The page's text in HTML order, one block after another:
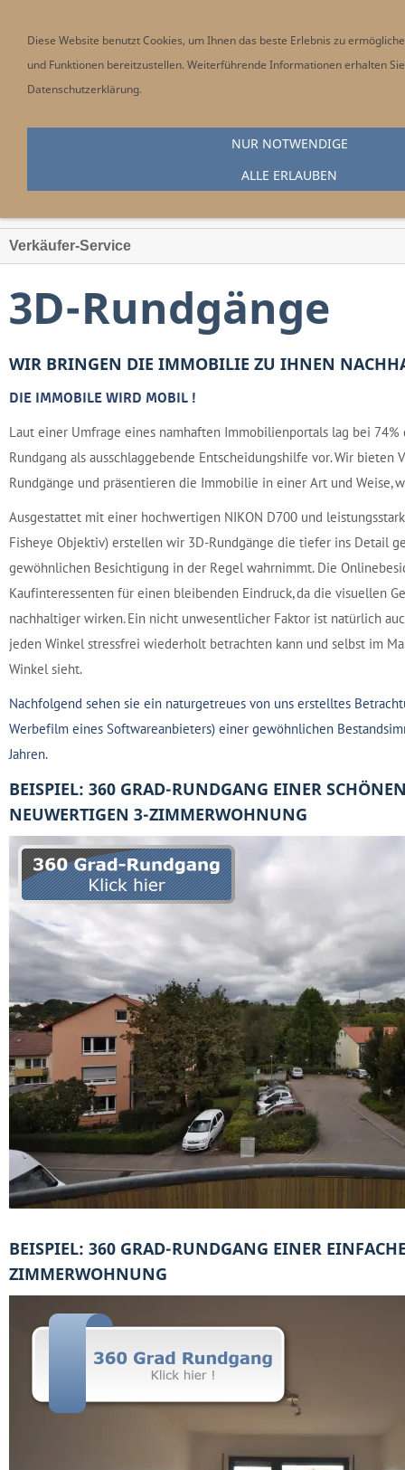
Verkäufer-Service
3D-Rundgänge
WIR BRINGEN DIE IMMOBILIE ZU IHNEN
DIE IMMOBILE WIRD MOBIL !
Laut einer Umfrage eines namhaften Immobilienportals lag bei
Rundgang als ausschlaggebende Entscheidungshilfe vor. Wir bieten
Rundgänge und präsentieren die Immobilie in einer Art und Weise,
Ausgestattet mit einer hochwertigen NIKON D700 und
Fisheye Objektiv) erstellen wir 3D-Rundgänge die tiefer ins Detail
gewöhnlichen Besichtigung in der Regel wahrnimmt. Die
Kaufinteressenten für einen bleibenden Eindruck, da die visuellen
nachhaltiger wirken. Ein nicht unwesentlicher Faktor ist natürlich
jeden Winkel stressfrei wiederholt betrachten kann und selbst im
Winkel sieht.
Nachfolgend sehen sie ein naturgetreues von uns erstelltes
Werbefilm eines Softwareanbieters) einer gewöhnlichen
Jahren.
BEISPIEL: 360 GRAD-RUNDGANG EINER
NEUWERTIGEN 3-ZIMMERWOHNUNG
BEISPIEL: 360 GRAD-RUNDGANG EINER
ZIMMERWOHNUNG
Diese Website benutzt Cookies, um Ihnen das beste Erlebnis zu
und Funktionen bereitzustellen. Weiterführende Informationen erhalten
Datenschutzerklärung.
NUR NOTWENDIGE
ALLE ERLAUBEN